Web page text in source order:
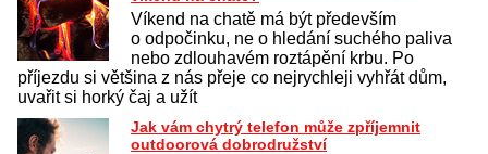
Víkend na chatě má být především
o odpočinku, ne o hledání suchého paliva
nebo zdlouhavém roztápění krbu. Po
příjezdu si většina z nás přeje co nejrychleji vyhřát dům,
uvařit si horký čaj a užít
Jak vám chytrý telefon může zpříjemnit
outdoorová dobrodružství